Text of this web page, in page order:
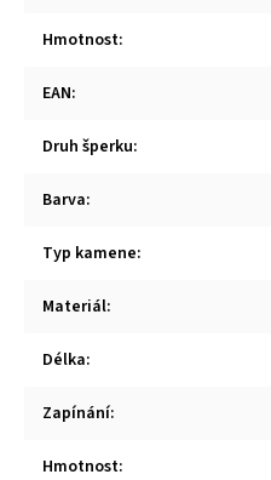
Hmotnost:
EAN:
Druh šperku:
Barva:
Typ kamene:
Materiál:
Délka:
Zapínání:
Hmotnost: